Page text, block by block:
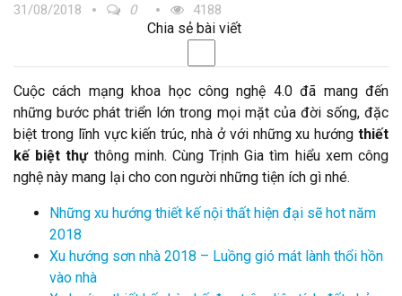
31/08/2018 0 4188
Chia sẻ bài viết
Cuộc cách mạng khoa học công nghệ 4.0 đã mang đến
những bước phát triển lớn trong mọi mặt của đời sống, đặc
biệt trong lĩnh vực kiến trúc, nhà ở với những xu hướng thiết
kế biệt thự thông minh. Cùng Trịnh Gia tìm hiểu xem công
nghệ này mang lại cho con người những tiện ích gì nhé.
Những xu hướng thiết kế nội thất hiện đại sẽ hot năm
2018
Xu hướng sơn nhà 2018 – Luồng gió mát lành thổi hồn
vào nhà